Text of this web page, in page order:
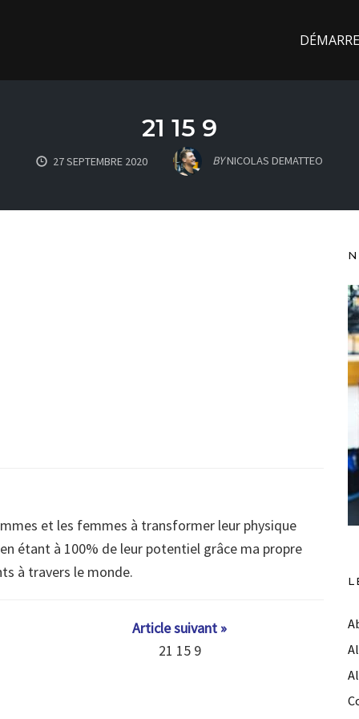
21 15 9
27 SEPTEMBRE 2020 BYNICOLAS DEMATTEO
et les femmes à transformer leur physique
étant à 100% de leur potentiel grâce ma propre
à travers le monde.
Article suivant »
21 15 9